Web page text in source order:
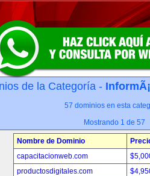
de la Categoría -
57 dominios en esta
Mostrando 1 de 57
Nombre de Dominio
capacitacionweb.com
productosdigitales.com